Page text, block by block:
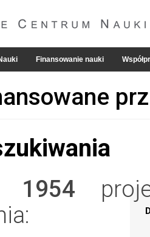
Finansowanie nauki
1954